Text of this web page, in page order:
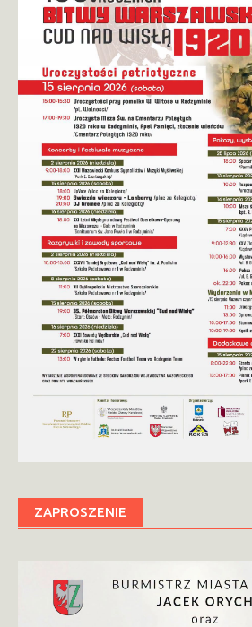
ZAPROSZENIE